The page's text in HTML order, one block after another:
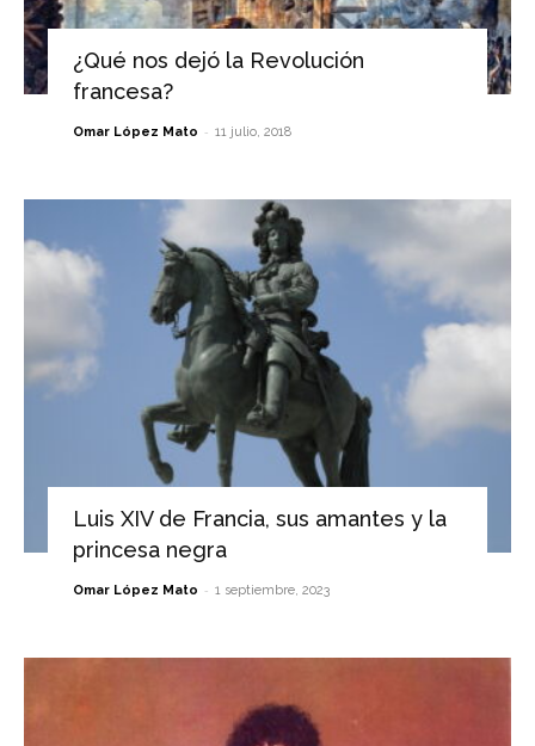
¿Qué nos dejó la Revolución
francesa?
Omar López Mato - 11 julio, 2018
Luis XIV de Francia, sus amantes y la
princesa negra
Omar López Mato - 1 septiembre, 2023